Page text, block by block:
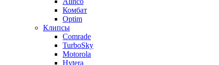
Комбат
Optim
Клипсы
Comrade
TurboSky
Motorola
Hytera